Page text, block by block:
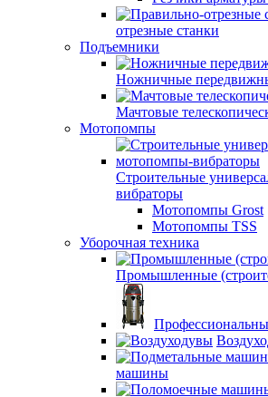
отрезные станки
Подъемники
Ножничные
Мачтовые
Мотопомпы
Строительные
вибраторы
Мотопомпы Grost
Мотопомпы TSS
Уборочная техника
Промышленные
машины